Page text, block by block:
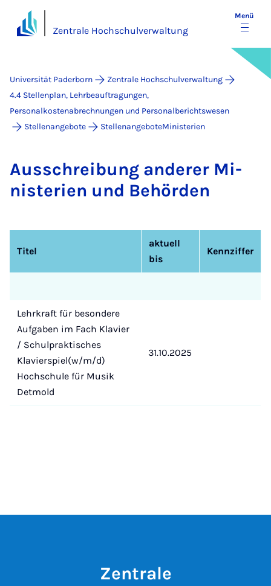
Zentrale Hochschulverwaltung
Menü
Universität Paderborn
Zentrale Hochschulverwaltung
4.4 Stellenplan, Lehrbeauftragungen,
Personalkostenabrechnungen und Personalberichtswesen
Stellenangebote
StellenangeboteMinisterien
Aus­schrei­bung an­de­rer Mi­
nis­te­ri­en und Be­hör­den
Titel
aktuell
bis
Kennziffer
Lehrkraft für besondere
Aufgaben im Fach Klavier
/ Schulpraktisches
Klavierspiel(w/m/d)
Hochschule für Musik
Detmold
31.10.2025
Zentrale